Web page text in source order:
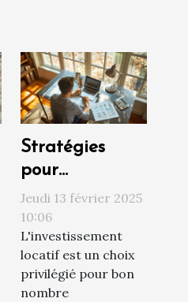
Stratégies
pour
augmenter la
rentabilité de
votre
investissement
locatif
Jeudi 13 février 2025
10:06
L'investissement
locatif est un choix
privilégié pour bon
nombre